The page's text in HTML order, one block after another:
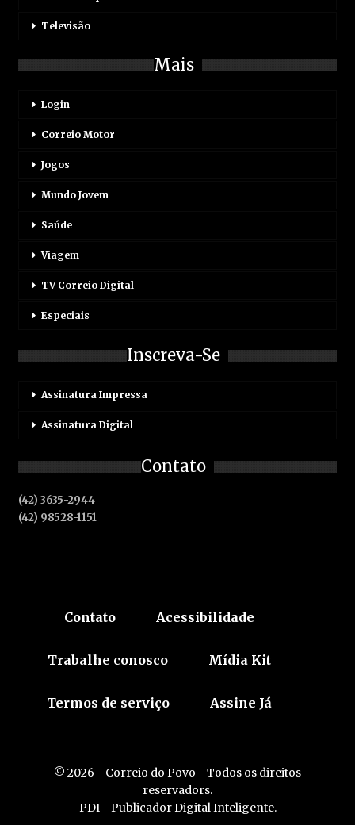
Televisão
Mais
Login
Correio Motor
Jogos
Mundo Jovem
Saúde
Viagem
TV Correio Digital
Especiais
Inscreva-Se
Assinatura Impressa
Assinatura Digital
Contato
(42) 3635-2944
(42) 98528-1151
Contato Acessibilidade
Trabalhe conosco Mídia Kit
Termos de serviço Assine Já
© 2026 - Correio do Povo - Todos os direitos
reservadors.
PDI - Publicador Digital Inteligente.